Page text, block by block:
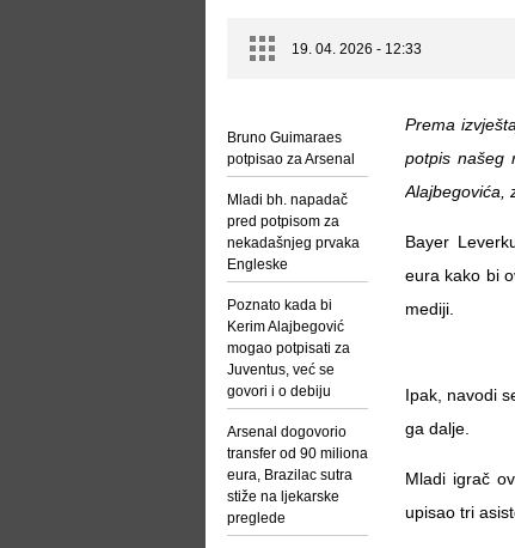
19. 04. 2026 - 12:33
Bruno Guimaraes
potpisao za Arsenal
Mladi bh. napadač
pred potpisom za
nekadašnjeg prvaka
Engleske
Poznato kada bi
Kerim Alajbegović
mogao potpisati za
Juventus, već se
govori i o debiju
Arsenal dogovorio
transfer od 90 miliona
eura, Brazilac sutra
stiže na ljekarske
preglede
Prema
potpis našeg
Alajbegovića,
Bayer
eura kako bi
mediji.
Ipak, navodi
ga dalje.
Mladi igrač
upisao tri